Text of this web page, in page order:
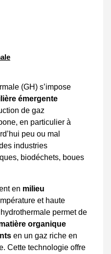
(GH) s’impose
émergente
de gaz
en particulier à
peu ou mal
industries
biodéchets, boues
en milieu
et haute
permet de
organique
en un gaz riche en
Cette technologie offre